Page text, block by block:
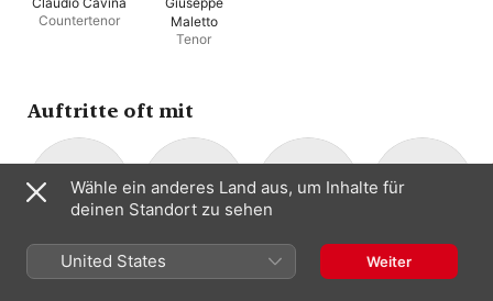
Countertenor
Maletto
Tenor
Auftritte oft mit
Claudio Cavina
Countertenor
Ensemble
Concerto
Roberto Gini
Orgel · Klavier
Vincenzo
Antonio Manno
Wähle ein anderes Land aus, um Inhalte für
deinen Standort zu sehen
United States Weiter